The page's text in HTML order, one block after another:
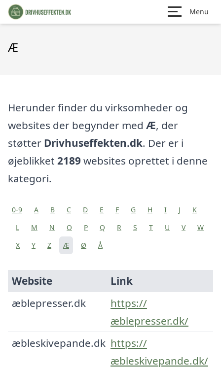
Menu
Æ
Herunder finder du virksomheder og
websites der begynder med Æ, der
støtter Drivhuseffekten.dk. Der er i
øjeblikket 2189websites oprettet i denne
kategori.
0-9 A B C D E F G H I J
K
L
M N O P Q R S T U V
W
X
Y Z Æ Ø Å
Website
Link
æblepresser.dk
https://
æblepresser.dk/
æbleskivepande.dk https://
æbleskivepande.dk/